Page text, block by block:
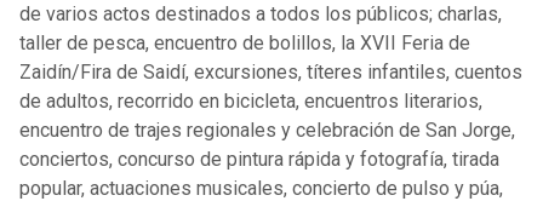
de varios actos destinados a todos los públicos; charlas,
taller de pesca, encuentro de bolillos, la XVII Feria de
Zaidín/Fira de Saidí, excursiones, títeres infantiles, cuentos
de adultos, recorrido en bicicleta, encuentros literarios,
encuentro de trajes regionales y celebración de San Jorge,
conciertos, concurso de pintura rápida y fotografía, tirada
popular, actuaciones musicales, concierto de pulso y púa,